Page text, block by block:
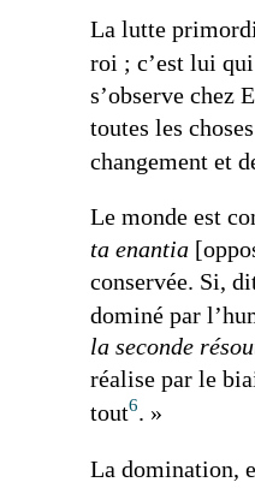
La lutte
roi ; c’est lui qui
s’observe chez
toutes les
changement et
Le monde est
ta enantia
conservée. Si,
dominé par
la seconde
réalise par le
tout6. »
La domination,